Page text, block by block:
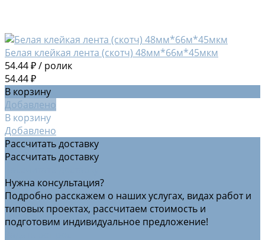
Белая клейкая лента (скотч) 48мм*66м*45мкм
54.44 ₽/ ролик
54.44 ₽
В корзину
Добавлено
В корзину
Добавлено
Рассчитать доставку
Рассчитать доставку
Нужна консультация?
Подробно расскажем о наших услугах, видах работ и
типовых проектах, рассчитаем стоимость и
подготовим индивидуальное предложение!